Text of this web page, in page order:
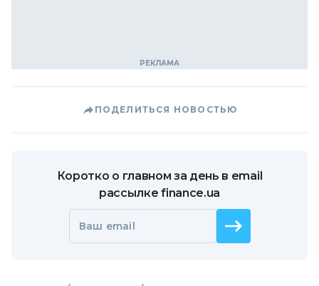
ПОДЕЛИТЬСЯ НОВОСТЬЮ
Коротко о главном за день в email
рассылке finance.ua
Ваш email